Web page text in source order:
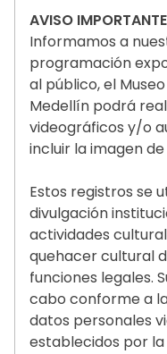
AVISO IMPORTANTE
Informamos a
programación
al público, el
Medellín podrá
videográficos y/o
incluir la imagen
Estos registros se
divulgación
actividades
quehacer cultural
funciones legales.
cabo conforme a
datos personales
establecidos por la